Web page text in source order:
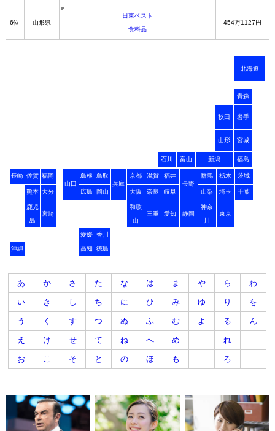
6位 山形県
日東ベスト
食料品
454万1127円
北海道
青森
秋田 岩手
山形 宮城
石川 富山 新潟 福島
長崎 佐賀 福岡
山口
島根
鳥取
兵庫
京都 滋賀
福井
長野
群馬 栃木 茨城
熊本 大分 広島 岡山 大阪 奈良 岐阜 山梨 埼玉 千葉
鹿児
島
宮崎
和歌
山
三重 愛知 静岡
神奈
川
東京
愛媛 香川
沖縄 高知 徳島
あ か さ た な は ま や ら わ
い き し ち に ひ み ゆ り を
う く す つ ぬ ふ む よ る ん
え け せ て ね へ め れ
お こ そ と の ほ も ろ